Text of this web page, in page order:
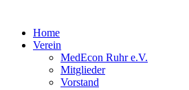
Home
Verein
MedEcon Ruhr e.V.
Mitglieder
Vorstand